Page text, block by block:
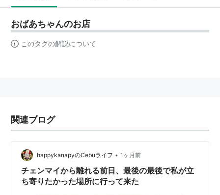
おばあちゃんのお店
このタグの解説について
関連ブログ
happykanapyのCebuライフ • 1ヶ月前
チェンマイから離れる前日、最後の最後で私が立
ち寄りたかった場所に行って来た